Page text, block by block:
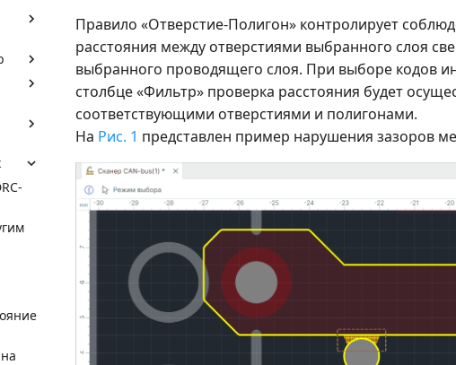
Правило «Отверстие-Полигон» контролирует
расстояния между отверстиями выбранного слоя
выбранного проводящего слоя. При выборе кодов
столбце «Фильтр» проверка расстояния будет
соответствующими отверстиями и полигонами.
На Рис. 1 представлен пример нарушения зазоров